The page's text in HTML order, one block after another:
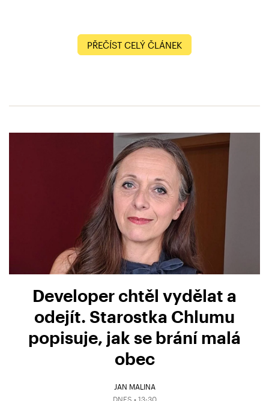
PŘEČÍST CELÝ ČLÁNEK
Developer chtěl vydělat a
odejít. Starostka Chlumu
popisuje, jak se brání malá
obec
JAN MALINA
DNES • 13:30